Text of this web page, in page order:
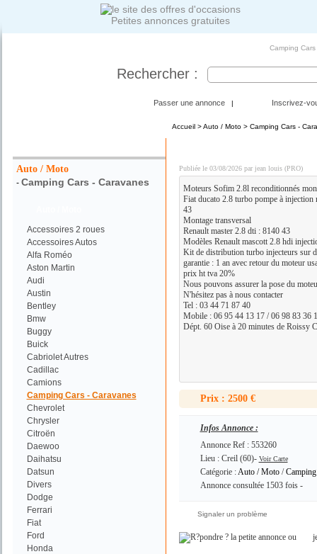
Petites annonces gratuites
Camping
Rechercher :
Passer une annonce | Inscrivez-
Auto / Moto
- Camping Cars - Caravanes
Accessoires 2 roues
Accessoires Autos
Alfa Roméo
Aston Martin
Audi
Austin
Bentley
Bmw
Buggy
Buick
Cabriolet Autres
Cadillac
Camions
Camping Cars - Caravanes
Chevrolet
Chrysler
Citroën
Daewoo
Daihatsu
Datsun
Divers
Dodge
Ferrari
Fiat
Ford
Honda
Accueil>Auto / Moto> Camping Cars -
Publiée le 03/08/2026 par jean louis (PRO)
Moteurs Sofim 2.8l reconditionnés
Fiat ducato 2.8 turbo pompe à injection
43
Montage transversal
Renault master 2.8 dti : 8140 43
Modèles Renault mascott 2.8 hdi
Kit de distribution turbo injecteurs sur
garantie : 1 an avec retour du moteur
prix ht tva 20%
Nous pouvons assurer la pose du
N'hésitez pas à nous contacter
Tel : 03 44 71 87 40
Mobile : 06 95 44 13 17 / 06 98 83 36
Dépt. 60 Oise à 20 minutes de Roissy
Prix : 2500 €
Infos Annonce :
Annonce Ref : 553260
Lieu : Creil (60)- Voir Carte
Catégorie :Auto / Moto/
Annonce consultée 1503 fois -
Signaler un problème
ou